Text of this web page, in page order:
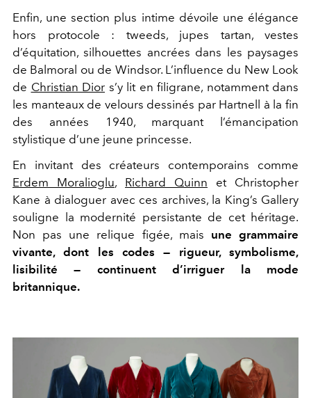
Enfin, une section plus intime dévoile une élégance
hors protocole : tweeds, jupes tartan, vestes
d’équitation, silhouettes ancrées dans les paysages
de Balmoral ou de Windsor. L’influence du New Look
de Christian Dior s’y lit en filigrane, notamment dans
les manteaux de velours dessinés par Hartnell à la fin
des années 1940, marquant l’émancipation
stylistique d’une jeune princesse.
En invitant des créateurs contemporains comme
Erdem Moralioglu, Richard Quinn et Christopher
Kane à dialoguer avec ces archives, la King’s Gallery
souligne la modernité persistante de cet héritage.
Non pas une relique figée, mais une grammaire
vivante, dont les codes — rigueur, symbolisme,
lisibilité — continuent d’irriguer la mode
britannique.